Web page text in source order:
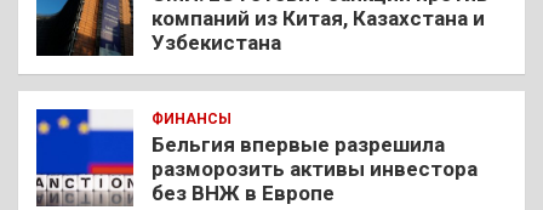
компаний из Китая, Казахстана и
Узбекистана
ФИНАНСЫ
Бельгия впервые разрешила
разморозить активы инвестора
без ВНЖ в Европе